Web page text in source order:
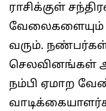
ராசிக்குள்
வேலைகளையும்
வரும்.
செலவினங்கள்
நம்பி ஏமாற